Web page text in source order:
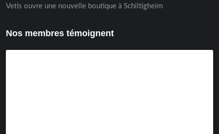
Vetis ouvre une nouvelle boutique à Schiltigheim
Nos membres témoignent